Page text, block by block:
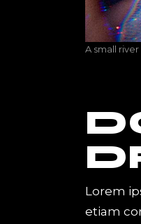
A small
Lorem
etiam